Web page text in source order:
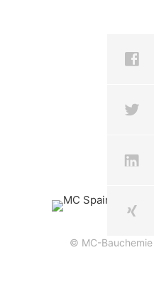
© MC-
Si
sólo